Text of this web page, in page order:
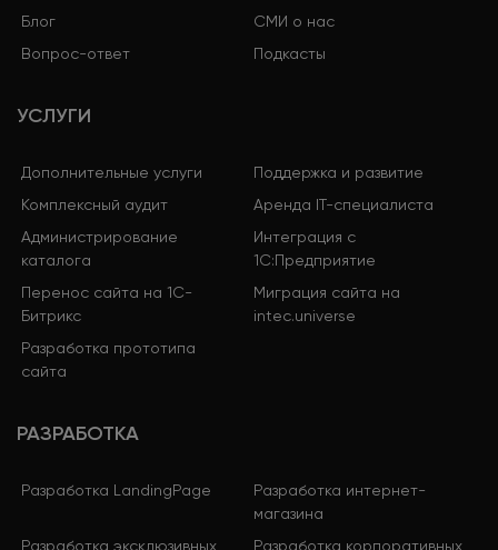
Блог
СМИ о нас
Вопрос-ответ
Подкасты
УСЛУГИ
Дополнительные услуги
Поддержка и развитие
Комплексный аудит
Аренда IT-специалиста
Администрирование
каталога
Интеграция с
1С:Предприятие
Перенос сайта на 1С-
Битрикс
Миграция сайта на
intec.universe
Разработка прототипа
сайта
РАЗРАБОТКА
Разработка LandingPage
Разработка интернет-
магазина
Разработка эксклюзивных
Разработка корпоративных